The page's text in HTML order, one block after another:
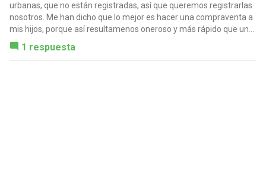
urbanas, que no están registradas, así que queremos registrarlas
nosotros. Me han dicho que lo mejor es hacer una compraventa a
mis hijos, porque así resultamenos oneroso y más rápido que un...
1 respuesta